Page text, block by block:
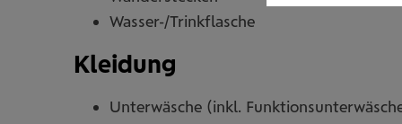
Wasser-/Trinkflasche
Kleidung
Unterwäsche (inkl.